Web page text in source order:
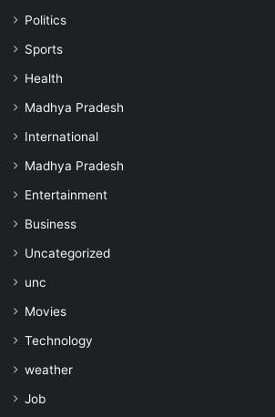
Politics
Sports
Health
Madhya Pradesh
International
Madhya Pradesh
Entertainment
Business
Uncategorized
unc
Movies
Technology
weather
Job